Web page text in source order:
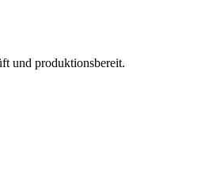
und produktionsbereit.